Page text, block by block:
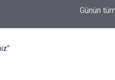
Makale:Günün tüm